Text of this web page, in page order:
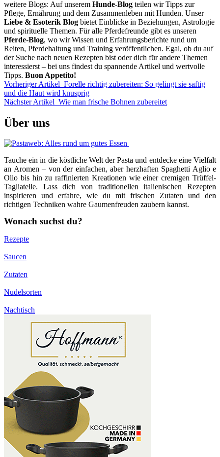
weitere Blogs: Auf unserem Hunde-Blog teilen wir Tipps zur
Pflege, Ernährung und dem Zusammenleben mit Hunden. Unser
Liebe & Esoterik Blog bietet Einblicke in Beziehungen, Astrologie
und spirituelle Themen. Für alle Pferdefreunde gibt es unseren
Pferde-Blog, wo wir Wissen und Erfahrungsberichte rund um
Reiten, Pferdehaltung und Training veröffentlichen. Egal, ob du auf
der Suche nach neuen Rezepten bist oder dich für andere Themen
interessierst – bei uns findest du spannende Artikel und wertvolle
Tipps. Buon Appetito!
Vorheriger Artikel Forelle richtig zubereiten: So gelingt sie saftig
und die Haut wird knusprig
Nächster Artikel Wie man frische Bohnen zubereitet
Über uns
Tauche ein in die köstliche Welt der Pasta und entdecke eine Vielfalt
an Aromen – von der einfachen, aber herzhaften Spaghetti Aglio e
Olio bis hin zu raffinierten Kreationen wie einer cremigen Trüffel-
Tagliatelle. Lass dich von traditionellen italienischen Rezepten
inspirieren und erfahre, wie du mit frischen Zutaten und den
richtigen Techniken wahre Gaumenfreuden zaubern kannst.
Wonach suchst du?
Rezepte
Saucen
Zutaten
Nudelsorten
Nachtisch